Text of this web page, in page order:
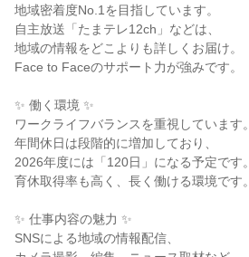
地域密着度No.1を目指しています。
自主放送「たまテレ12ch」などは、
地域の情報をどこよりも詳しくお届け。
Face to Faceのサポート力が強みです。
✨ 働く環境 ✨
ワークライフバランスを重視しています。
年間休日は段階的に増加しており、
2026年度には「120日」になる予定です。
育休取得率も高く、長く働ける環境です。
✨ 仕事内容の魅力 ✨
SNSによる地域の情報配信、